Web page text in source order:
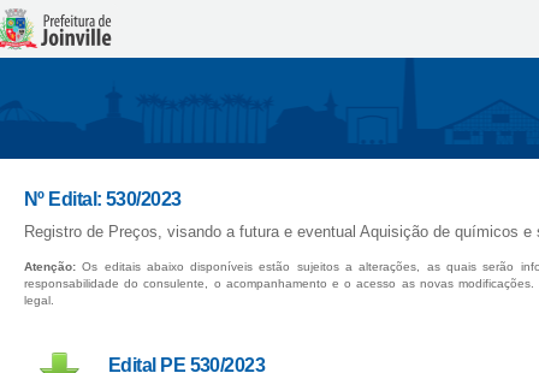
Nº Edital: 530/2023
Registro de Preços, visando a futura e eventual Aquisição de químicos e
Atenção: Os editais abaixo disponíveis estão sujeitos a alterações, as quais serão
responsabilidade do consulente, o acompanhamento e o acesso as novas
legal.
Edital PE 530/2023